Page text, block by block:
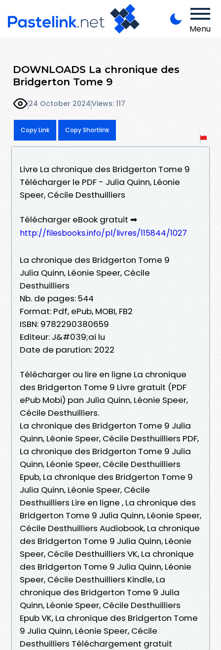
Menu
DOWNLOADS La chronique des
Bridgerton Tome 9
24 October 2024Views: 117
Copy Link Copy Shortlink
Livre La chronique des Bridgerton Tome 9
Télécharger le PDF - Julia Quinn, Léonie
Speer, Cécile Desthuilliers
Télécharger eBook gratuit ➡
http://filesbooks.info/pl/livres/115844/1027
La chronique des Bridgerton Tome 9
Julia Quinn, Léonie Speer, Cécile
Desthuilliers
Nb. de pages: 544
Format: Pdf, ePub, MOBI, FB2
ISBN: 9782290380659
Editeur: J&#039;ai lu
Date de parution: 2022
Télécharger ou lire en ligne La chronique
des Bridgerton Tome 9 Livre gratuit (PDF
ePub Mobi) pan Julia Quinn, Léonie Speer,
Cécile Desthuilliers.
La chronique des Bridgerton Tome 9 Julia
Quinn, Léonie Speer, Cécile Desthuilliers PDF,
La chronique des Bridgerton Tome 9 Julia
Quinn, Léonie Speer, Cécile Desthuilliers
Epub, La chronique des Bridgerton Tome 9
Julia Quinn, Léonie Speer, Cécile
Desthuilliers Lire en ligne , La chronique des
Bridgerton Tome 9 Julia Quinn, Léonie Speer,
Cécile Desthuilliers Audiobook, La chronique
des Bridgerton Tome 9 Julia Quinn, Léonie
Speer, Cécile Desthuilliers VK, La chronique
des Bridgerton Tome 9 Julia Quinn, Léonie
Speer, Cécile Desthuilliers Kindle, La
chronique des Bridgerton Tome 9 Julia
Quinn, Léonie Speer, Cécile Desthuilliers
Epub VK, La chronique des Bridgerton Tome
9 Julia Quinn, Léonie Speer, Cécile
Desthuilliers Téléchargement gratuit